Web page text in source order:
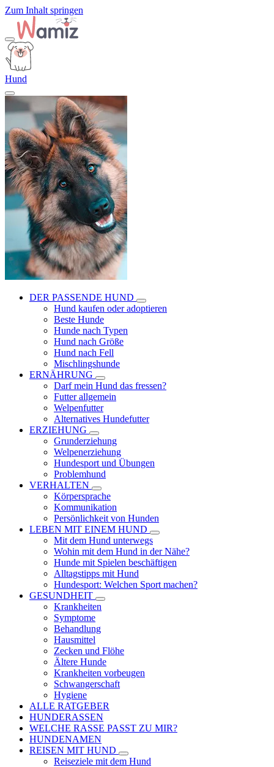
Zum Inhalt springen
Hund
DER PASSENDE HUND
Hund kaufen oder adoptieren
Beste Hunde
Hunde nach Typen
Hund nach Größe
Hund nach Fell
Mischlingshunde
ERNÄHRUNG
Darf mein Hund das fressen?
Futter allgemein
Welpenfutter
Alternatives Hundefutter
ERZIEHUNG
Grunderziehung
Welpenerziehung
Hundesport und Übungen
Problemhund
VERHALTEN
Körpersprache
Kommunikation
Persönlichkeit von Hunden
LEBEN MIT EINEM HUND
Mit dem Hund unterwegs
Wohin mit dem Hund in der Nähe?
Hunde mit Spielen beschäftigen
Alltagstipps mit Hund
Hundesport: Welchen Sport machen?
GESUNDHEIT
Krankheiten
Symptome
Behandlung
Hausmittel
Zecken und Flöhe
Ältere Hunde
Krankheiten vorbeugen
Schwangerschaft
Hygiene
ALLE RATGEBER
HUNDERASSEN
WELCHE RASSE PASST ZU MIR?
HUNDENAMEN
REISEN MIT HUND
Reiseziele mit dem Hund